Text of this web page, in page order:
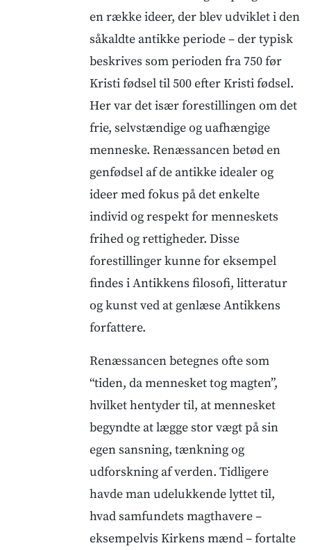
en række ideer, der blev udviklet i den
såkaldte antikke periode – der typisk
beskrives som perioden fra 750 før
Kristi fødsel til 500 efter Kristi fødsel.
Her var det især forestillingen om det
frie, selvstændige og uafhængige
menneske. Renæssancen betød en
genfødsel af de antikke idealer og
ideer med fokus på det enkelte
individ og respekt for menneskets
frihed og rettigheder. Disse
forestillinger kunne for eksempel
findes i Antikkens filosofi, litteratur
og kunst ved at genlæse Antikkens
forfattere.
Renæssancen betegnes ofte som
“tiden, da mennesket tog magten”,
hvilket hentyder til, at mennesket
begyndte at lægge stor vægt på sin
egen sansning, tænkning og
udforskning af verden. Tidligere
havde man udelukkende lyttet til,
hvad samfundets magthavere –
eksempelvis Kirkens mænd – fortalte